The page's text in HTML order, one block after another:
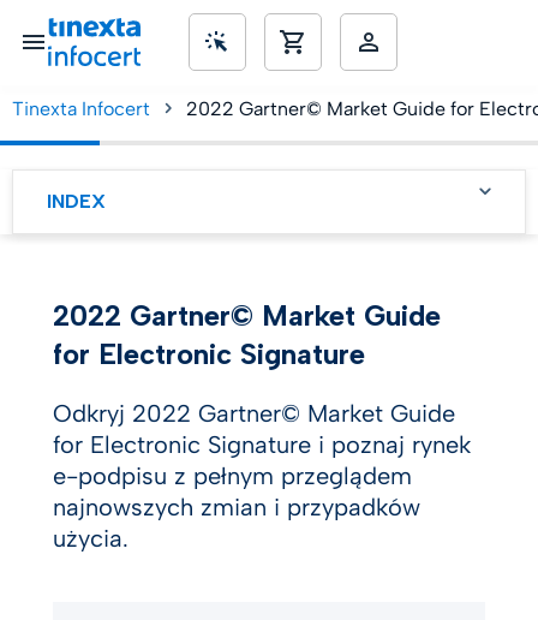
Tinexta Infocert 2022 Gartner© Market Guide for
INDEX
Identity and Access
Technologies, 2021 , 27
lipca 2021, Tricia Phillips.
2022 Gartner© Market Guide
for Electronic Signature
Odkryj 2022 Gartner© Market Guide
for Electronic Signature i poznaj rynek
e-podpisu z pełnym przeglądem
najnowszych zmian i przypadków
użycia.